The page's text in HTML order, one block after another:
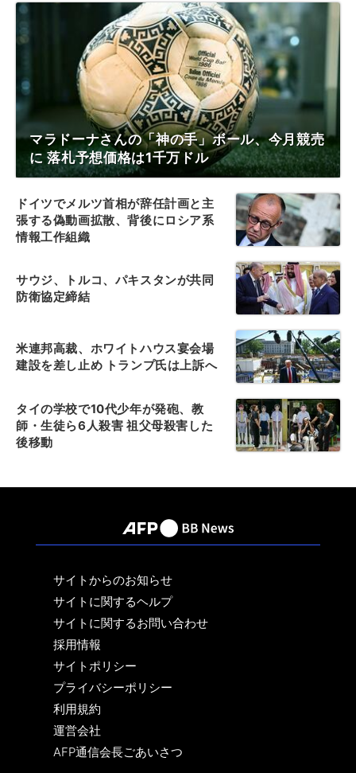
マラドーナさんの「神の手」ボール、今月競売
に 落札予想価格は1千万ドル
ドイツでメルツ首相が辞任計画と主
張する偽動画拡散、背後にロシア系
情報工作組織
サウジ、トルコ、パキスタンが共同
防衛協定締結
米連邦高裁、ホワイトハウス宴会場
建設を差し止め トランプ氏は上訴へ
タイの学校で10代少年が発砲、教
師・生徒ら6人殺害 祖父母殺害した
後移動
サイトからのお知らせ
サイトに関するヘルプ
サイトに関するお問い合わせ
採用情報
サイトポリシー
プライバシーポリシー
利用規約
運営会社
AFP通信会長ごあいさつ